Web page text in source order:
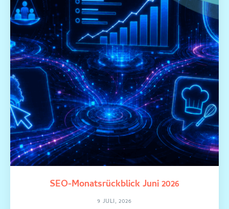
SEO-Monatsrückblick Juni 2026
9 JULI, 2026